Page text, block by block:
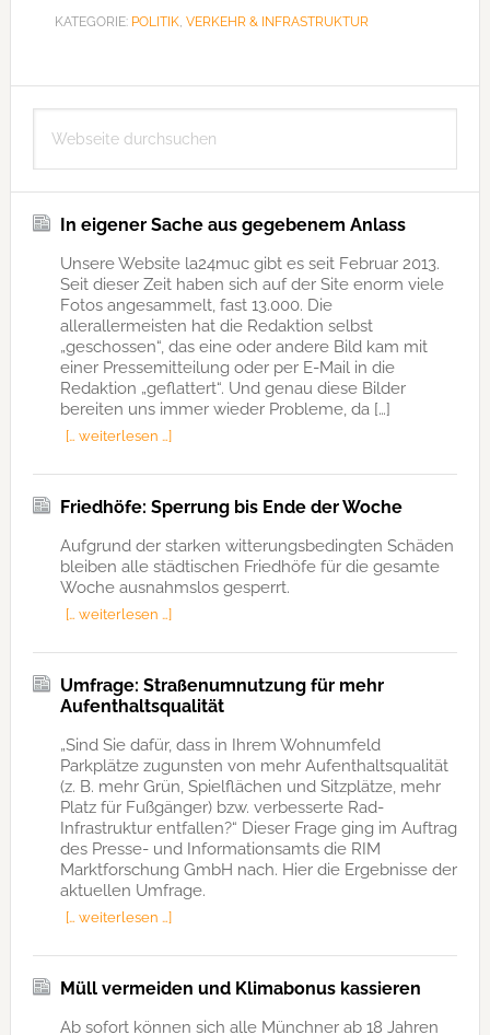
KATEGORIE: POLITIK, VERKEHR & INFRASTRUKTUR
Seitenspalte
durchsuchen
In eigener Sache aus gegebenem Anlass
Unsere Website la24muc gibt es seit Februar 2013.
Seit dieser Zeit haben sich auf der Site enorm viele
Fotos angesammelt, fast 13.000. Die
allerallermeisten hat die Redaktion selbst
„geschossen“, das eine oder andere Bild kam mit
einer Pressemitteilung oder per E-Mail in die
Redaktion „geflattert“. Und genau diese Bilder
bereiten uns immer wieder Probleme, da […]
[… weiterlesen …]
Friedhöfe: Sperrung bis Ende der Woche
Aufgrund der starken witterungsbedingten Schäden
bleiben alle städtischen Friedhöfe für die gesamte
Woche ausnahmslos gesperrt.
[… weiterlesen …]
Umfrage: Straßenumnutzung für mehr
Aufenthaltsqualität
„Sind Sie dafür, dass in Ihrem Wohnumfeld
Parkplätze zugunsten von mehr Aufenthaltsqualität
(z. B. mehr Grün, Spielflächen und Sitzplätze, mehr
Platz für Fußgänger) bzw. verbesserte Rad-
Infrastruktur entfallen?“ Dieser Frage ging im Auftrag
des Presse- und Informationsamts die RIM
Marktforschung GmbH nach. Hier die Ergebnisse der
aktuellen Umfrage.
[… weiterlesen …]
Müll vermeiden und Klimabonus kassieren
Ab sofort können sich alle Münchner ab 18 Jahren